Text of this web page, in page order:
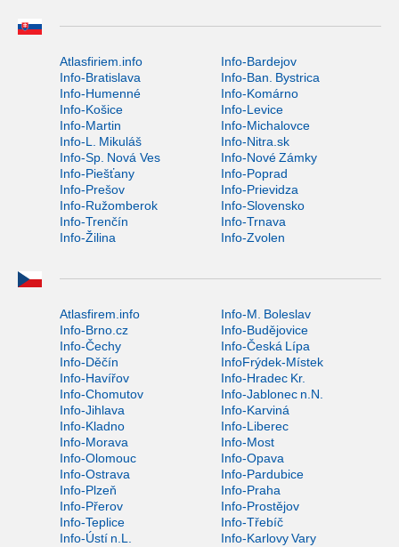
Atlasfiriem.info
Info-Bardejov
Info-Bratislava
Info-Ban. Bystrica
Info-Humenné
Info-Komárno
Info-Košice
Info-Levice
Info-Martin
Info-Michalovce
Info-L. Mikuláš
Info-Nitra.sk
Info-Sp. Nová Ves
Info-Nové Zámky
Info-Piešťany
Info-Poprad
Info-Prešov
Info-Prievidza
Info-Ružomberok
Info-Slovensko
Info-Trenčín
Info-Trnava
Info-Žilina
Info-Zvolen
Atlasfirem.info
Info-M. Boleslav
Info-Brno.cz
Info-Budějovice
Info-Čechy
Info-Česká Lípa
Info-Děčín
InfoFrýdek-Místek
Info-Havířov
Info-Hradec Kr.
Info-Chomutov
Info-Jablonec n.N.
Info-Jihlava
Info-Karviná
Info-Kladno
Info-Liberec
Info-Morava
Info-Most
Info-Olomouc
Info-Opava
Info-Ostrava
Info-Pardubice
Info-Plzeň
Info-Praha
Info-Přerov
Info-Prostějov
Info-Teplice
Info-Třebíč
Info-Ústí n.L.
Info-Karlovy Vary